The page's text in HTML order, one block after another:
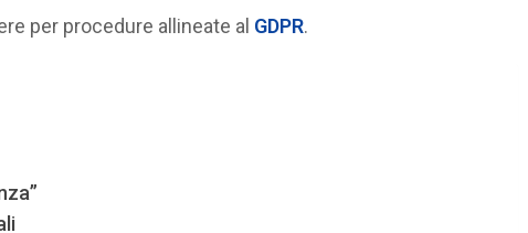
per procedure allineate al GDPR.